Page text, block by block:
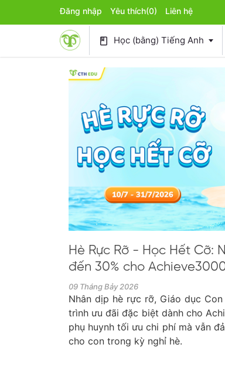
Đăng nhập Yêu thích(0) Liên hệ
book Học (bằng) Tiếng Anh
Hè Rực Rỡ - Học Hết Cỡ:
đến 30% cho
09 Tháng Bảy 2026
Nhân dịp hè rực rỡ, Giáo dục
trình ưu đãi đặc biệt dành cho
phụ huynh tối ưu chi phí mà vẫn
cho con trong kỳ nghỉ hè.